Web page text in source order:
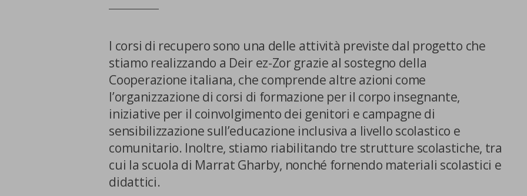
I corsi di recupero sono una delle attività previste dal progetto che
stiamo realizzando a Deir ez-Zor grazie al sostegno della
Cooperazione italiana, che comprende altre azioni come
l’organizzazione di corsi di formazione per il corpo insegnante,
iniziative per il coinvolgimento dei genitori e campagne di
sensibilizzazione sull’educazione inclusiva a livello scolastico e
comunitario. Inoltre, stiamo riabilitando tre strutture scolastiche, tra
cui la scuola di Marrat Gharby, nonché fornendo materiali scolastici e
didattici.